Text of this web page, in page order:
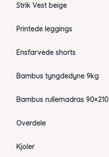
Strik Vest beige
Printede leggings
Ensfarvede shorts
Bambus tyngdedyne 9kg
Bambus rullemadras 90×210
Overdele
Kjoler